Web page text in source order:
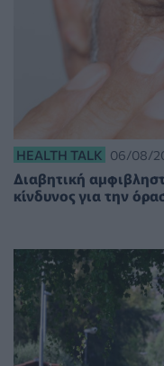
HEALTH TALK 06/08/
Διαβητική
κίνδυνος για την